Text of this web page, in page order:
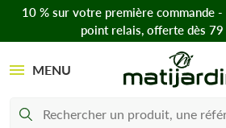
10 % sur votre première commande
point relais, offerte dès 79
MENU